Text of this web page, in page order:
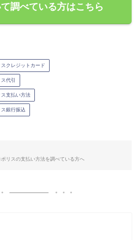
調べている方はこちら
クレジットカード
代引
支払い方法
銀行振込
リスの支払い方法を調べている方へ